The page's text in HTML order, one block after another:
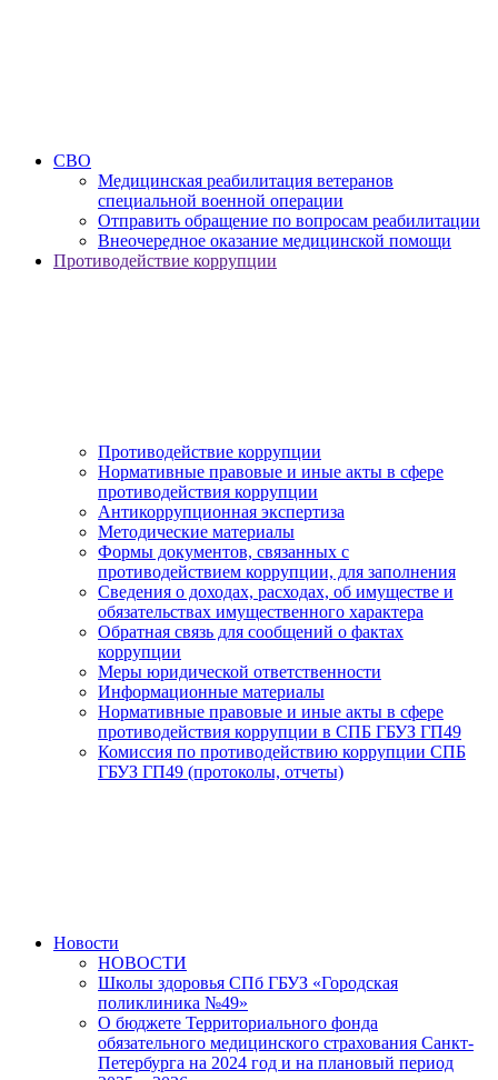
СВО
Медицинская реабилитация ветеранов
специальной военной операции
Отправить обращение по вопросам реабилитации
Внеочередное оказание медицинской помощи
Противодействие коррупции
Противодействие коррупции
Нормативные правовые и иные акты в сфере
противодействия коррупции
Антикоррупционная экспертиза
Методические материалы
Формы документов, связанных с
противодействием коррупции, для заполнения
Сведения о доходах, расходах, об имуществе и
обязательствах имущественного характера
Обратная связь для сообщений о фактах
коррупции
Меры юридической ответственности
Информационные материалы
Нормативные правовые и иные акты в сфере
противодействия коррупции в СПБ ГБУЗ ГП49
Комиссия по противодействию коррупции СПБ
ГБУЗ ГП49 (протоколы, отчеты)
Новости
НОВОСТИ
Школы здоровья СПб ГБУЗ «Городская
поликлиника №49»
О бюджете Территориального фонда
обязательного медицинского страхования Санкт-
Петербурга на 2024 год и на плановый период